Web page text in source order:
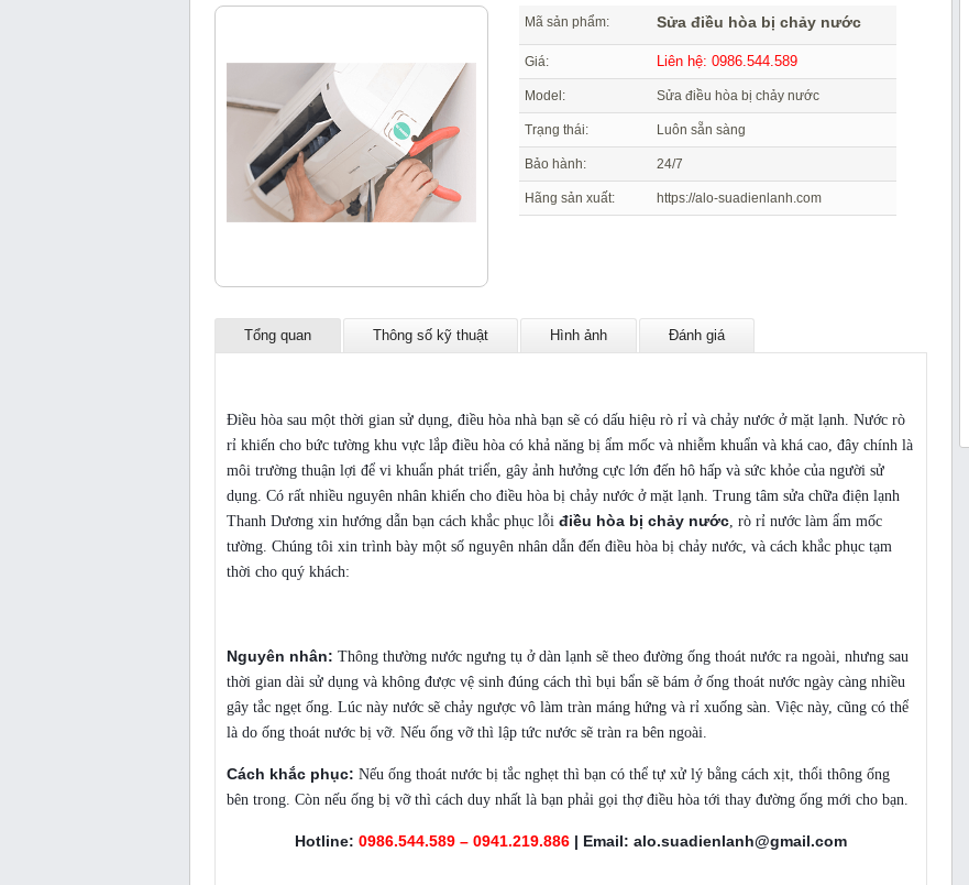
Mã sản phẩm: Sửa điều hòa bị chảy nước
Giá: Liên hệ: 0986.544.589
Model: Sửa điều hòa bị chảy nước
Trạng thái: Luôn sẵn sàng
Bảo hành: 24/7
Hãng sản xuất: https://alo-suadienlanh.com
Tổng quan Thông số kỹ thuật Hình ảnh Đánh giá
Điều hòa sau một thời gian sử dụng, điều hòa nhà bạn sẽ có dấu hiệu rò rỉ và chảy nước ở mặt lạnh. Nước rò
rỉ khiến cho bức tường khu vực lắp điều hòa có khả năng bị ẩm mốc và nhiễm khuẩn và khá cao, đây chính là
môi trường thuận lợi để vi khuẩn phát triển, gây ảnh hưởng cực lớn đến hô hấp và sức khỏe của người sử
dụng. Có rất nhiều nguyên nhân khiến cho điều hòa bị chảy nước ở mặt lạnh. Trung tâm sửa chữa điện lạnh
Thanh Dương xin hướng dẫn bạn cách khắc phục lỗi điều hòa bị chảy nước , rò rỉ nước làm ẩm mốc
tường. Chúng tôi xin trình bày một số nguyên nhân dẫn đến điều hòa bị chảy nước, và cách khắc phục tạm
thời cho quý khách:
Nguyên nhân: Thông thường nước ngưng tụ ở dàn lạnh sẽ theo đường ống thoát nước ra ngoài, nhưng sau
thời gian dài sử dụng và không được vệ sinh đúng cách thì bụi bẩn sẽ bám ở ống thoát nước ngày càng nhiều
gây tắc ngẹt ống. Lúc này nước sẽ chảy ngược vô làm tràn máng hứng và rỉ xuống sàn. Việc này, cũng có thể
là do ống thoát nước bị vỡ. Nếu ống vỡ thì lập tức nước sẽ tràn ra bên ngoài.
Cách khắc phục: Nếu ống thoát nước bị tắc nghẹt thì bạn có thể tự xử lý bằng cách xịt, thổi thông ống
bên trong. Còn nếu ống bị vỡ thì cách duy nhất là bạn phải gọi thợ điều hòa tới thay đường ống mới cho bạn.
Hotline: 0986.544.589 – 0941.219.886 | Email: alo.suadienlanh@gmail.com